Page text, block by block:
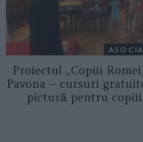
Proiectul „Copiii
Pavona – cursuri
pictură pentru